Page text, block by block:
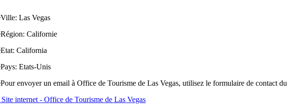
Ville: Las Vegas
Région: Californie
Etat: California
Pays: Etats-Unis
Pour envoyer un email à Office de Tourisme de Las Vegas, utilisez le formulaire de contact du
Site internet - Office de Tourisme de Las Vegas